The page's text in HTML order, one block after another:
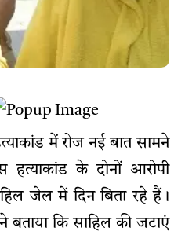
में रोज नई बात सामने
के दोनों आरोपी
जेल में दिन बिता रहे हैं।
बताया कि साहिल की जटाएं